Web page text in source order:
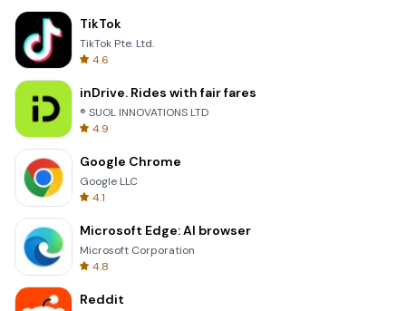
TikTok
TikTok Pte. Ltd.
4.6
inDrive. Rides with fair fares
® SUOL INNOVATIONS LTD
4.9
Google Chrome
Google LLC
4.1
Microsoft Edge: AI browser
Microsoft Corporation
4.8
Reddit